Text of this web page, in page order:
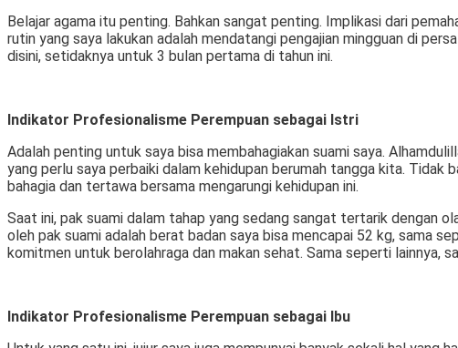
Belajar agama itu penting. Bahkan sangat penting. Implikasi dari
rutin yang saya lakukan adalah mendatangi pengajian mingguan di
disini, setidaknya untuk 3 bulan pertama di tahun ini.
Indikator Profesionalisme Perempuan sebagai Istri
Adalah penting untuk saya bisa membahagiakan suami saya.
yang perlu saya perbaiki dalam kehidupan berumah tangga kita. Tidak
bahagia dan tertawa bersama mengarungi kehidupan ini.
Saat ini, pak suami dalam tahap yang sedang sangat tertarik dengan
oleh pak suami adalah berat badan saya bisa mencapai 52 kg, sama
komitmen untuk berolahraga dan makan sehat. Sama seperti lainnya,
Indikator Profesionalisme Perempuan sebagai Ibu